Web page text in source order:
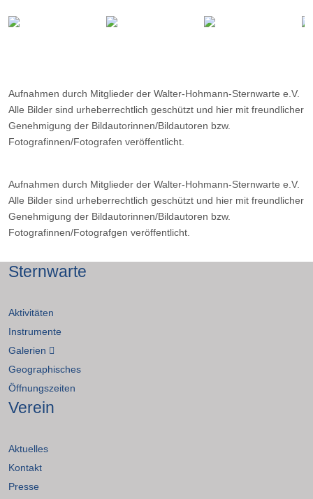
Aufnahmen durch Mitglieder der Walter-Hohmann-Sternwarte e.V.
Alle Bilder sind urheberrechtlich geschützt und hier mit freundlicher
Genehmigung der Bildautorinnen/Bildautoren bzw.
Fotografinnen/Fotografen veröffentlicht.
Aufnahmen durch Mitglieder der Walter-Hohmann-Sternwarte e.V.
Alle Bilder sind urheberrechtlich geschützt und hier mit freundlicher
Genehmigung der Bildautorinnen/Bildautoren bzw.
Fotografinnen/Fotografgen veröffentlicht.
Sternwarte
Aktivitäten
Instrumente
Galerien
Geographisches
Öffnungszeiten
Verein
Aktuelles
Kontakt
Presse